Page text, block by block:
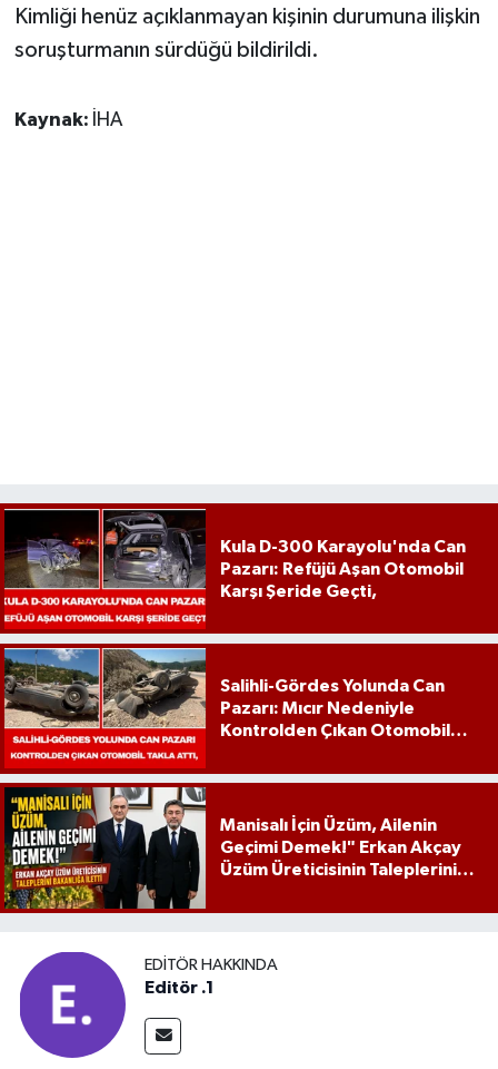
Kimliği henüz açıklanmayan kişinin durumuna ilişkin
soruşturmanın sürdüğü bildirildi.
Kaynak: İHA
Kula D-300 Karayolu'nda Can
Pazarı: Refüjü Aşan Otomobil
Karşı Şeride Geçti,
Salihli-Gördes Yolunda Can
Pazarı: Mıcır Nedeniyle
Kontrolden Çıkan Otomobil
Manisalı İçin Üzüm, Ailenin
Geçimi Demek!" Erkan Akçay
Üzüm Üreticisinin Taleplerini
EDITÖR HAKKINDA
Editör .1